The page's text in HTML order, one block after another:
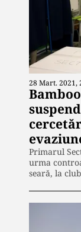
28 Mart. 2021,
Primarul
urma
seară, la